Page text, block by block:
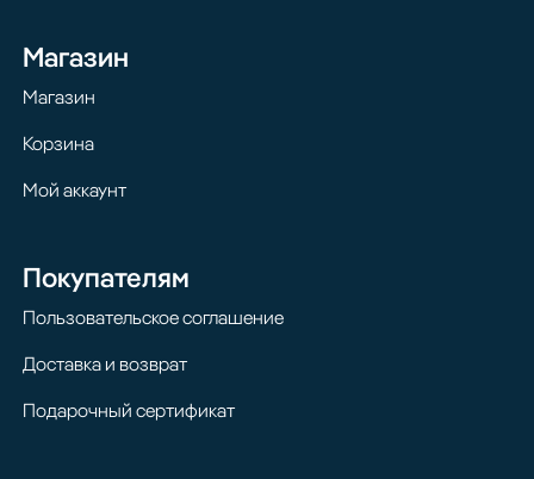
Магазин
Магазин
Корзина
Мой аккаунт
Покупателям
Пользовательское соглашение
Доставка и возврат
Подарочный сертификат